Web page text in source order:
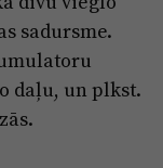
sadursme.
daļu, un plkst.